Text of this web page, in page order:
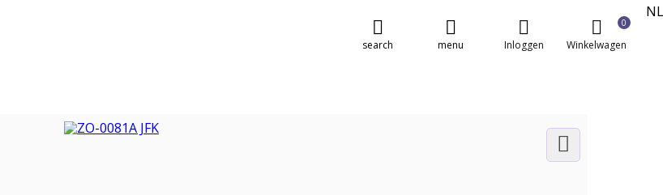
NL
0
Winkelwagen
Inloggen
menu
search